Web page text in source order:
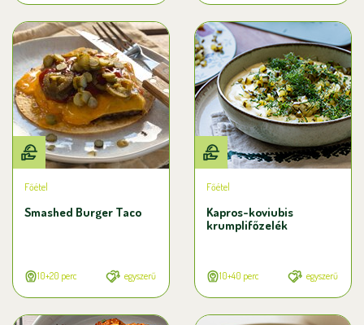
Főétel
Smashed Burger Taco
10+20 perc egyszerű
Főétel
Kapros-koviubis
krumplifőzelék
10+40 perc egyszerű